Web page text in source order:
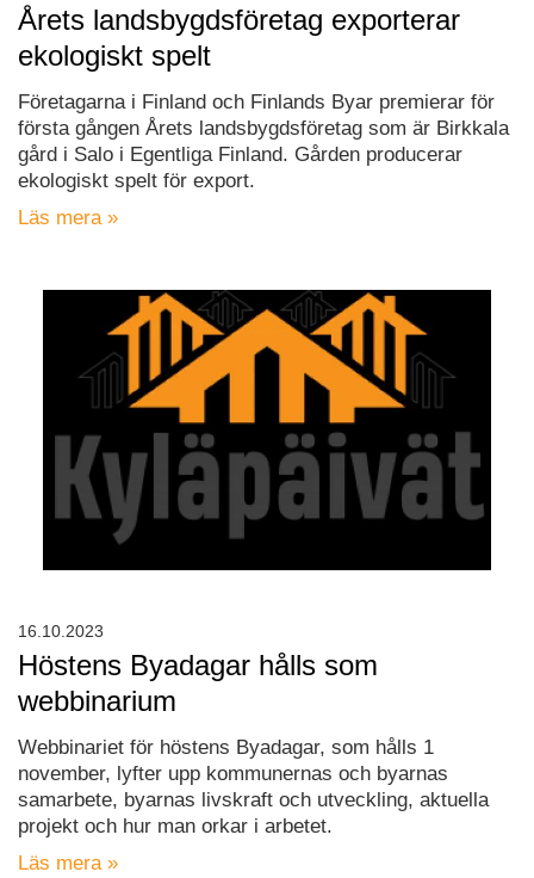
Årets landsbygdsföretag exporterar
ekologiskt spelt
Företagarna i Finland och Finlands Byar premierar för
första gången Årets landsbygdsföretag som är Birkkala
gård i Salo i Egentliga Finland. Gården producerar
ekologiskt spelt för export.
Läs mera »
Höstens Byadagar hålls som
webbinarium
Webbinariet för höstens Byadagar, som hålls 1
november, lyfter upp kommunernas och byarnas
samarbete, byarnas livskraft och utveckling, aktuella
projekt och hur man orkar i arbetet.
Läs mera »
16.10.2023